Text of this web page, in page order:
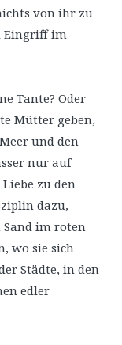
von ihr zu
Eingriff im
Tante? Oder
Mütter geben,
und den
nur auf
zu den
dazu,
im roten
wo sie sich
Städte, in den
edler